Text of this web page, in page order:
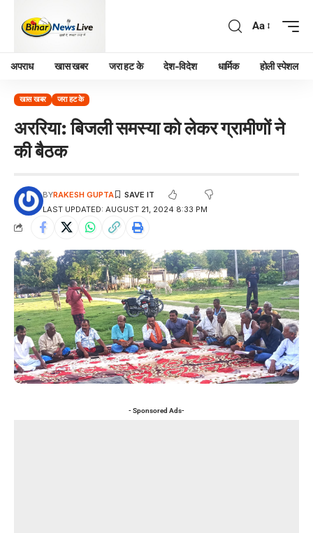
Aa
अपराध खास खबर जरा हट के देश-विदेश धार्मिक होली स्पेशल
खास खबर जरा हट के
अररिया: बिजली समस्या को लेकर ग्रामीणों ने
की बैठक
LAST UPDATED: AUGUST 21, 2024 8:33 PM
BYRAKESH GUPTA
- Sponsored Ads-